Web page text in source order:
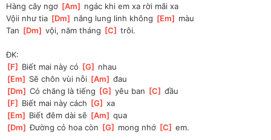
Hàng cây ngơ [Am
ngác khi em xa rời mãi xa
Vộii như tia [Dm nắng lung linh không [Em
màu
Tan [Dm ] vội, năm tháng [C ] trôi.
ĐK:
[F Biết mai này có [G
nhau
[Em Sẽ chôn vùi nỗi [Am ] đau
[Dm ] Có chăng là tiếng [G ] yêu ban [C ] đầu
[F Biết mai này cách [G ] xa
[Em Biết đêm dài sẽ [Am ] qua
[Dm ] Đường cỏ hoa còn [G mong nhớ [C ] em.